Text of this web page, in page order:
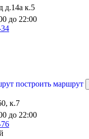
д.14а к.5
до 22:00
построить маршрут
к.7
до 22:00